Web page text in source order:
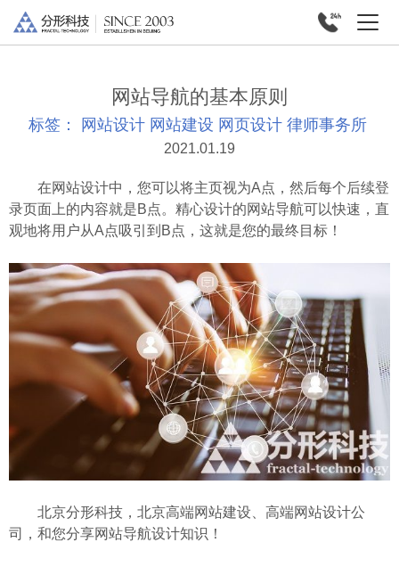
网站导航的基本原则
标签： 网站设计 网站建设 网页设计 律师事务所
2021.01.19
在网站设计中，您可以将主页视为A点，然后每个后续登
录页面上的内容就是B点。精心设计的网站导航可以快速，直
观地将用户从A点吸引到B点，这就是您的最终目标！
北京分形科技，北京高端网站建设、高端网站设计公
司，和您分享网站导航设计知识！